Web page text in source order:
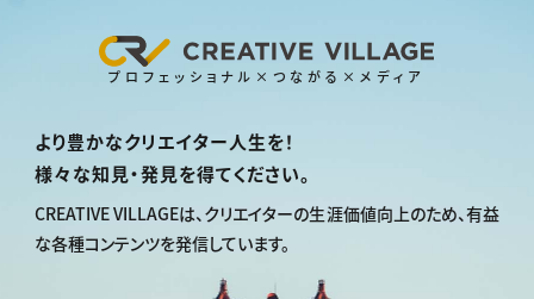
プロフェッショナル×つながる×メディア
より豊かなクリエイター人生を！
様々な知見・発見を得てください。
CREATIVE VILLAGEは、 クリエイターの生涯価値向上のため、有益
な各種コンテンツを発信しています。